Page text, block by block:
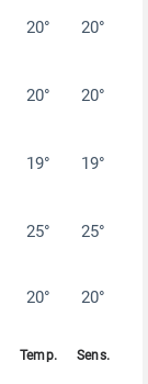
20° 20°
20° 20°
19° 19°
25° 25°
20° 20°